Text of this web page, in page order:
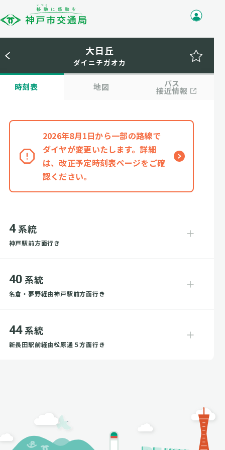
大日丘
ダイニチガオカ
時刻表 地図 バス
接近情報
2026年8月1日から一部の路線で
ダイヤが変更いたします。詳細
は、改正予定時刻表ページをご確
認ください。
4 系統
神戸駅前方面行き
40 系統
名倉・夢野経由神戸駅前方面行き
44 系統
新長田駅前経由松原通５方面行き